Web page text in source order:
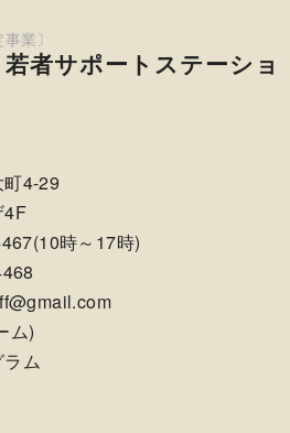
者サポートステーショ
4-29
4F
時～17時)
ム)
ム